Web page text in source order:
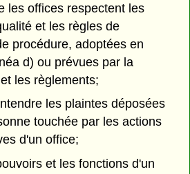
les offices respectent les
et les règles de
procédure, adoptées en
d) ou prévues par la
les règlements;
les plaintes déposées
touchée par les actions
d'un office;
et les fonctions d'un